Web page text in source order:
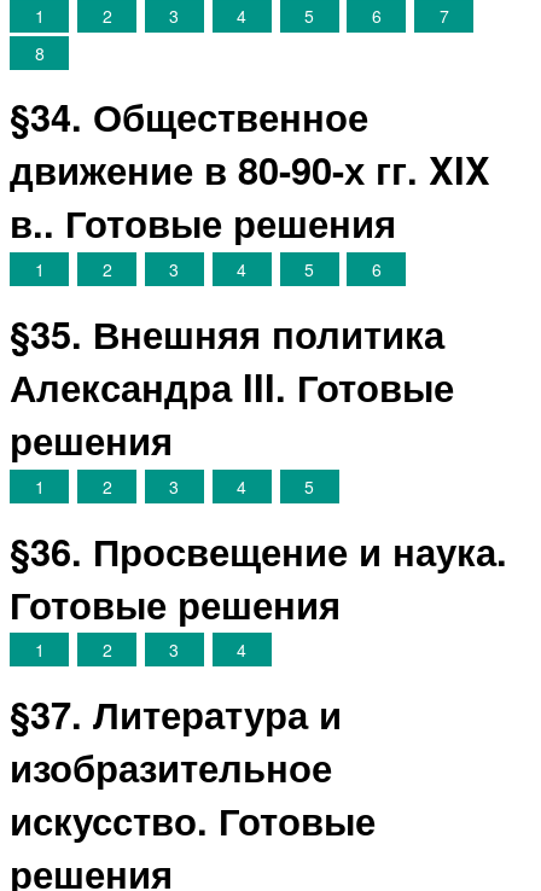
1 2 3 4 5 6
7
8
§34. Общественное
движение в 80-90-х гг. XIX
в.. Готовые решения
1 2 3 4 5 6
§35. Внешняя политика
Александра III. Готовые
решения
1 2 3 4 5
§36. Просвещение и наука.
Готовые решения
1 2 3 4
§37. Литература и
изобразительное
искусство. Готовые
решения